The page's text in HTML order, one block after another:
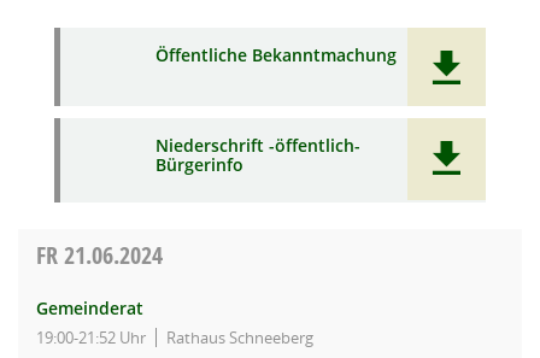
Öffentliche Bekanntmachung
Niederschrift -öffentlich-
Bürgerinfo
FR21.06.2024
Gemeinderat
19:00-21:52 Uhr Rathaus Schneeberg